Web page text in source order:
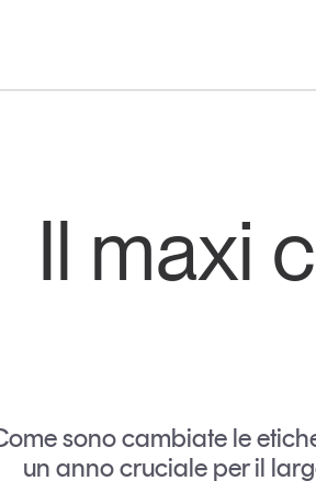
e consumi
brand
Il maxi
sono cambiate le
un anno cruciale per il